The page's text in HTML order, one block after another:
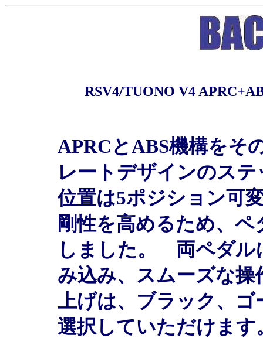
RSV4/TUONO V4
APRCとABS機構をそ
レートデザインのス
位置は5ポジション可
剛性を高めるため、
しました。 両ペダル
み込み、スムーズな
上げは、ブラック、
選択していただけます